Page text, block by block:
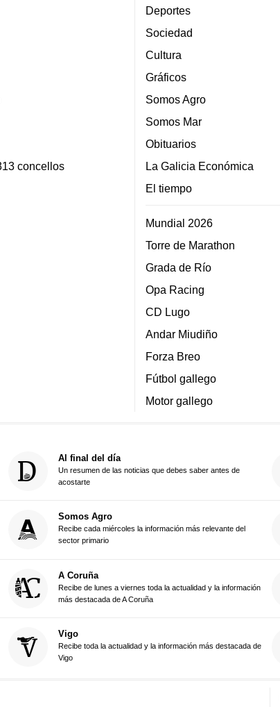
concellos
Deportes
Sociedad
Cultura
Gráficos
Somos Agro
Somos Mar
Obituarios
La Galicia Económica
El tiempo
Mundial 2026
Torre de Marathon
Grada de Río
Opa Racing
CD Lugo
Andar Miudiño
Forza Breo
Fútbol gallego
Motor gallego
Al final del día
Un resumen de las noticias que debes saber antes de
acostarte
Somos Agro
Recibe cada miércoles la información más relevante del
sector primario
A Coruña
Recibe de lunes a viernes toda la actualidad y la información
más destacada de A Coruña
Vigo
Recibe toda la actualidad y la información más destacada de
Vigo